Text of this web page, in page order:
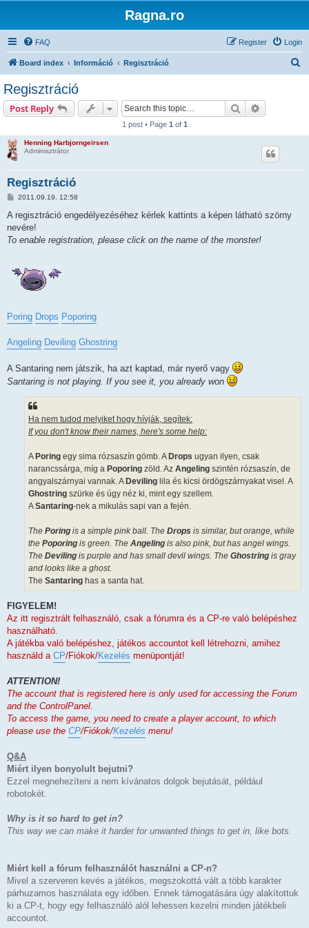
Ragna.ro
FAQ Login
Register
Board index Információ Regisztráció
Regisztráció
Post Reply Search
1 post • Page 1 of 1
Henning Harbjorngeirsen
Adminisztrátor
Regisztráció
P
s
2011.09.19. 12:58
A regisztráció engedélyezéséhez kérlek kattints a képen látható szörny
nevére!
To enable registration, please click on the name of the monster!
Poring Drops Poporing
Angeling Deviling Ghostring
A Santaring nem játszik, ha azt kaptad, már nyerő vagy
Santaring is not playing. If you see it, you already won
Ha nem tudod melyiket hogy hívják, segítek:
If you don't know their names, here's some help:
A Poring egy sima rózsaszín gömb. A Drops ugyan ilyen, csak
narancssárga, míg a Poporing zöld. Az Angeling szintén rózsaszín, de
angyalszárnyai vannak. A Deviling lila és kicsi ördögszárnyakat visel. A
Ghostring szürke és úgy néz ki, mint egy szellem.
ASantaring-nek a mikulás sapi van a fején.
The Poring is a simple pink ball. The Drops is similar, but orange, while
the Poporing is green. The Angeling is also pink, but has angel wings.
The Deviling is purple and has small devil wings. The Ghostring is gray
and looks like a ghost.
The Santaring has a santa hat.
FIGYELEM!
Az itt regisztrált felhasználó, csak a fórumra és a CP-re való belépéshez
használható.
A játékba való belépéshez, játékos accountot kell létrehozni, amihez
használd a CP/Fiókok/Kezelés menüpontját!
ATTENTION!
The account that is registered here is only used for accessing the Forum
and the ControlPanel.
To access the game, you need to create a player account, to which
please use the CP/Fiókok/Kezelés menu!
Q&A
Miért ilyen bonyolult bejutni?
Ezzel megnehezíteni a nem kívánatos dolgok bejutását, például
robotokét.
Why is it so hard to get in?
This way we can make it harder for unwanted things to get in, like bots.
Miért kell a fórum felhasználót használni a CP-n?
Mivel a szerveren kevés a játékos, megszokottá vált a több karakter
párhuzamos használata egy időben. Ennek támogatására úgy alakítottuk
ki a CP-t, hogy egy felhasználó alól lehessen kezelni minden játékbeli
accountot.